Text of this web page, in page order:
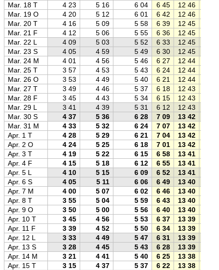
Mar. 18 T
4 23 5 16 6 04 6 45 12 46
Mar. 19 O
4 20 5 12 6 01 6 42 12 46
Mar. 20 T
4 16 5 09 5 58 6 39 12 45
Mar. 21 F
4 12 5 06 5 55 6 36 12 45
Mar. 22 L
4 09 5 03 5 52 6 33 12 45
Mar. 23 S
4 05 4 59 5 49 6 30 12 45
Mar. 24 M
4 01 4 56 5 46 6 27 12 44
Mar. 25 T
3 57 4 53 5 43 6 24 12 44
Mar. 26 O
3 53 4 49 5 40 6 21 12 44
Mar. 27 T
3 49 4 46 5 37 6 18 12 43
Mar. 28 F
3 45 4 43 5 34 6 15 12 43
Mar. 29 L
3 41 4 39 5 31 6 12 12 43
Mar. 30 S
4 37 5 36 6 28 7 09 13 42
Mar. 31 M
4 33 5 32 6 24 7 07 13 42
Apr. 1 T
4 28 5 29 6 21 7 04 13 42
Apr. 2 O
4 24 5 25 6 18 7 01 13 42
Apr. 3 T
4 19 5 22 6 15 6 58 13 41
Apr. 4 F
4 15 5 18 6 12 6 55 13 41
Apr. 5 L
4 10 5 15 6 09 6 52 13 41
Apr. 6 S
4 05 5 11 6 06 6 49 13 40
Apr. 7 M
4 00 5 07 6 02 6 46 13 40
Apr. 8 T
3 55 5 04 5 59 6 43 13 40
Apr. 9 O
3 50 5 00 5 56 6 40 13 40
Apr. 10 T
3 45 4 56 5 53 6 37 13 39
Apr. 11 F
3 39 4 52 5 50 6 34 13 39
Apr. 12 L
3 33 4 49 5 47 6 31 13 39
Apr. 13 S
3 28 4 45 5 43 6 28 13 39
Apr. 14 M
3 21 4 41 5 40 6 25 13 38
Apr. 15 T
3 15 4 37 5 37 6 22 13 38